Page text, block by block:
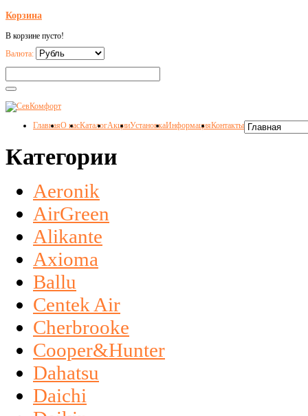
Корзина
В корзине пусто!
Валюта:
ГлавнаяО насКаталогАкцииУстановкаИнформацияКонтакты
Категории
Aeronik
AirGreen
Alikante
Axioma
Ballu
Centek Air
Cherbrooke
Cooper&Hunter
Dahatsu
Daichi